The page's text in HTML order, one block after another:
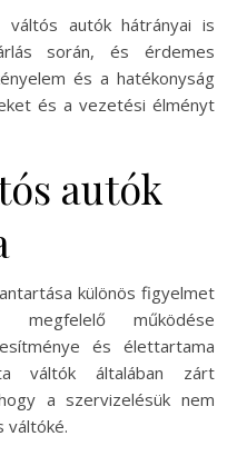
váltós autók hátrányai is
során, és érdemes
és a hatékonyság
és a vezetési élményt
autók
különös figyelmet
működése
és élettartama
váltók általában zárt
a szervizelésük nem
váltóké.